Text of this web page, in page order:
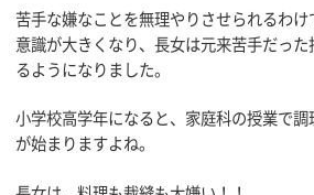
苦手な嫌なことを無理やりさせられるわ
意識が大きくなり、長女は元来苦手だっ
るようになりました。
小学校高学年になると、家庭科の授業で
が始まりますよね。